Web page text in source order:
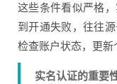
这些条件看似严格
到开通失败，往往
检查账户状态，更新
实名认证的重要